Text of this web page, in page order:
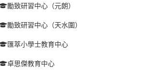
勵致研習中心（元朗）
勵致研習中心（天水圍）
匯萃小學士教育中心
卓思傑教育中心